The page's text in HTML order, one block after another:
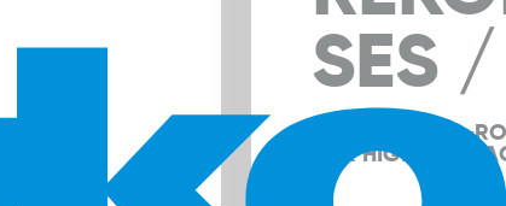
SES
VERSATILE ALL-
FOR HIGH-USE